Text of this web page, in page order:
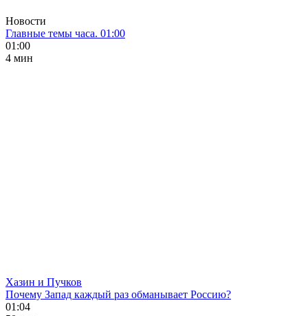
Новости
Главные темы часа. 01:00
01:00
4 мин
Хазин и Пучков
Почему Запад каждый раз обманывает Россию?
01:04